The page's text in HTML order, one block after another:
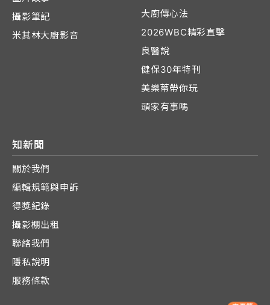
攝影筆記
米其林大廚影音
大廚傳心法
2026WBC精彩直擊
良醫說
健保30年特刊
美樂蒂帶你玩
頭家有事嗎
知新聞
關於我們
編輯規範與申訴
得獎紀錄
攝影棚出租
聯絡我們
隱私說明
服務條款